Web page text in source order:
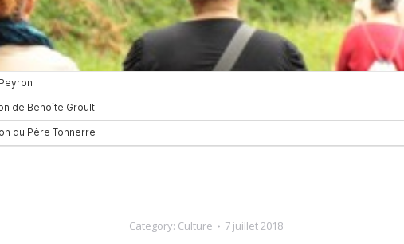
Category: Culture
7 juillet 2018